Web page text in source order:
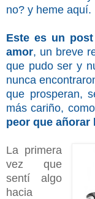
no? y heme aquí.
Este es un
amor, un breve
que pudo ser y
nunca
que prosperan,
más cariño,
peor que añorar
La primera
vez que
sentí algo
hacia